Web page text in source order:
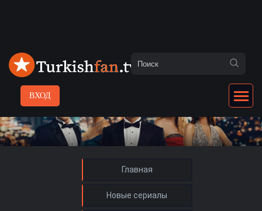
ВХОД
Главная
Новые сериалы